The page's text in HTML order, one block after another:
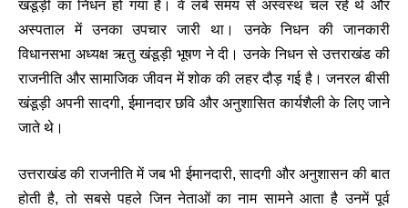
खंडूड़ी का निधन हो गया है। वे लंबे समय से अस्वस्थ चल रहे थे और
अस्पताल में उनका उपचार जारी था। उनके निधन की जानकारी
विधानसभा अध्यक्ष ऋतु खंडूड़ी भूषण ने दी। उनके निधन से उत्तराखंड की
राजनीति और सामाजिक जीवन में शोक की लहर दौड़ गई है। जनरल बीसी
खंडूड़ी अपनी सादगी, ईमानदार छवि और अनुशासित कार्यशैली के लिए जाने
जाते थे।
उत्तराखंड की राजनीति में जब भी ईमानदारी, सादगी और अनुशासन की बात
होती है, तो सबसे पहले जिन नेताओं का नाम सामने आता है उनमें पूर्व